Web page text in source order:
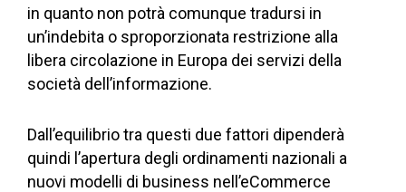
in quanto non potrà comunque tradursi in
un’indebita o sproporzionata restrizione alla
libera circolazione in Europa dei servizi della
società dell’informazione.
Dall’equilibrio tra questi due fattori dipenderà
quindi l’apertura degli ordinamenti nazionali a
nuovi modelli di business nell’eCommerce